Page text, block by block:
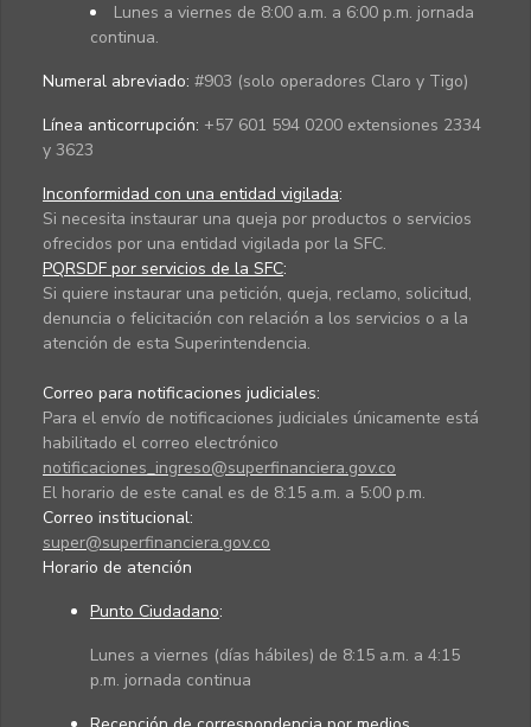
Lunes a viernes de 8:00 a.m. a 6:00 p.m. jornada
continua.
Numeral abreviado: #903 (solo operadores Claro y Tigo)
Línea anticorrupción: +57 601 594 0200 extensiones 2334
y 3623
Inconformidad con una entidad vigilada:
Si necesita instaurar una queja por productos o servicios
ofrecidos por una entidad vigilada por la SFC.
PQRSDF por servicios de la SFC:
Si quiere instaurar una petición, queja, reclamo, solicitud,
denuncia o felicitación con relación a los servicios o a la
atención de esta Superintendencia.
Correo para notificaciones judiciales:
Para el envío de notificaciones judiciales únicamente está
habilitado el correo electrónico
notificaciones_ingreso@superfinanciera.gov.co
El horario de este canal es de 8:15 a.m. a 5:00 p.m.
Correo institucional:
super@superfinanciera.gov.co
Horario de atención
Punto Ciudadano:
Lunes a viernes (días hábiles) de 8:15 a.m. a 4:15
p.m. jornada continua